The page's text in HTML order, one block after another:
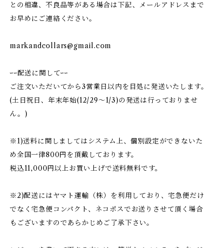
との相違、不良品等がある場合は下記、メールアドレスまで
お早めにご連絡ください。
markandcollars@gmail.com
ｰｰ配送に関してｰｰ
ご注文いただいてから3営業日以内を目処に発送いたします。
(土日祝日、年末年始(12/29〜1/3)の発送は行っておりませ
ん。)
※1)送料に関しましてはシステム上、個別設定ができないた
め全国一律800円を頂戴しております。
税込11,000円以上お買い上げで送料無料です。
※2)配送にはヤマト運輸（株）を利用しており、宅急便だけ
でなく宅急便コンパクト、ネコポスでお送りさせて頂く場合
もございますのであらかじめご了承下さい。